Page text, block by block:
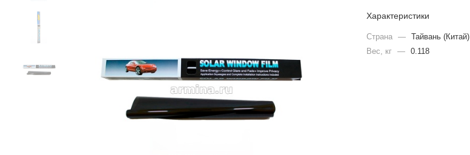
Характеристики
Страна —
Тайвань (Китай)
Вес, кг
— 0.118